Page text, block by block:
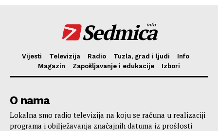
Sedmica
info
Vijesti Televizija Radio Tuzla, grad i ljudi
Info
Magazin
Zapošljavanje i edukacije Izbori
O nama
Lokalna smo radio televizija na koju se računa u realizaciji
programa i obilježavanja značajnih datuma iz prošlosti